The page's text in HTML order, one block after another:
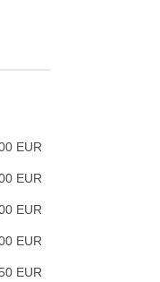
EUR
EUR
EUR
EUR
EUR